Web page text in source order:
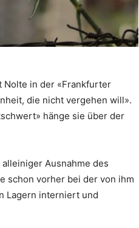
Nolte in der «Frankfurter
die nicht vergehen will».
hänge sie über der
Ausnahme des
schon vorher bei der von ihm
Lagern interniert und